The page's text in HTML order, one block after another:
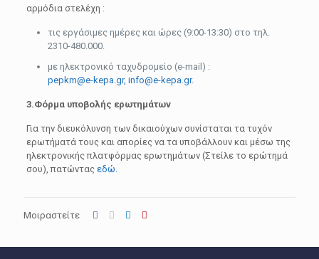
αρμόδια στελέχη :
τις εργάσιμες ημέρες και ώρες (9:00-13:30) στο τηλ.
2310-480.000.
με ηλεκτρονικό ταχυδρομείο (e-mail) :
pepkm@e-kepa.gr, info@e-kepa.gr.
3.Φόρμα υποβολής ερωτημάτων
Για την διευκόλυνση των δικαιούχων συνίσταται τα τυχόν
ερωτήματά τους και απορίες να τα υποβάλλουν και μέσω της
ηλεκτρονικής πλατφόρμας ερωτημάτων (Στείλε το ερώτημά
σου), πατώντας εδώ.
Μοιραστείτε